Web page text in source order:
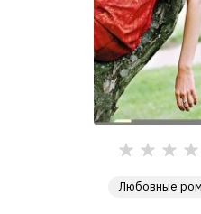
обсуждаемые
Любовные